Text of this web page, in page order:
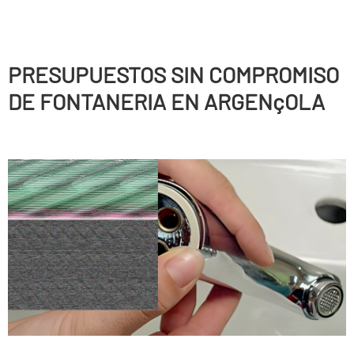
PRESUPUESTOS SIN COMPROMISO
DE FONTANERIA EN ARGENçOLA